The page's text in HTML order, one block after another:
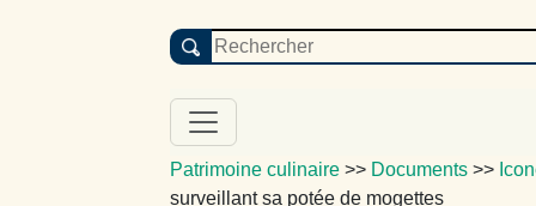
Patrimoine culinaire >> Documents >>
surveillant sa potée de mogettes